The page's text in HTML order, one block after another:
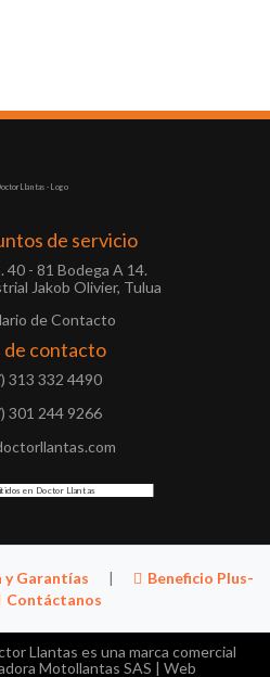
de servicio
40 - 81 Bodega A 14.
Jakob Olivier, Tulua
de Contacto
de contacto
313 332 4490
301 244 9266
Garantías |
Beneficio Plus-
Contáctanos
Llantas es una marca comercial
Motollantas SAS | Web